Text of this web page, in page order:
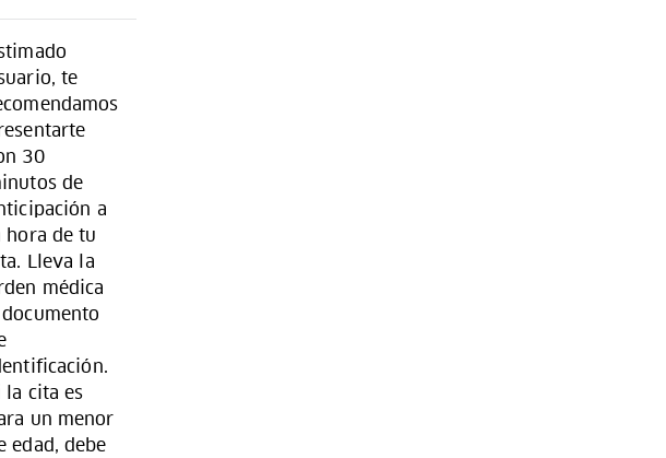
te
30
de
a
hora de tu
Lleva la
médica
la cita es
un menor
edad, debe